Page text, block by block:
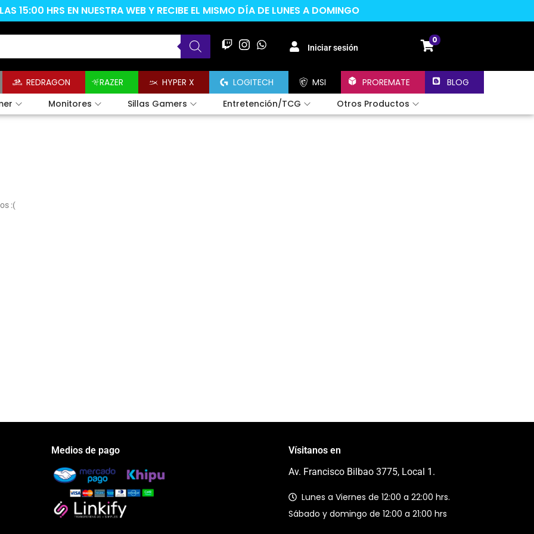
15:00 HRS EN NUESTRA WEB Y RECIBE EL MISMO DÍA DE LUNES A DOMINGO
Iniciar sesión
0
REDRAGON RAZER HYPER X LOGITECH MSI PROREMATE
BLOG
Monitores Sillas Gamers Entretención/TCG Otros Productos
:(
Medios de pago
Vísitanos en
Av. Francisco Bilbao 3775, Local 1.
Lunes a Viernes de 12:00 a 22:00 hrs.
Sábado y domingo de 12:00 a 21:00 hrs